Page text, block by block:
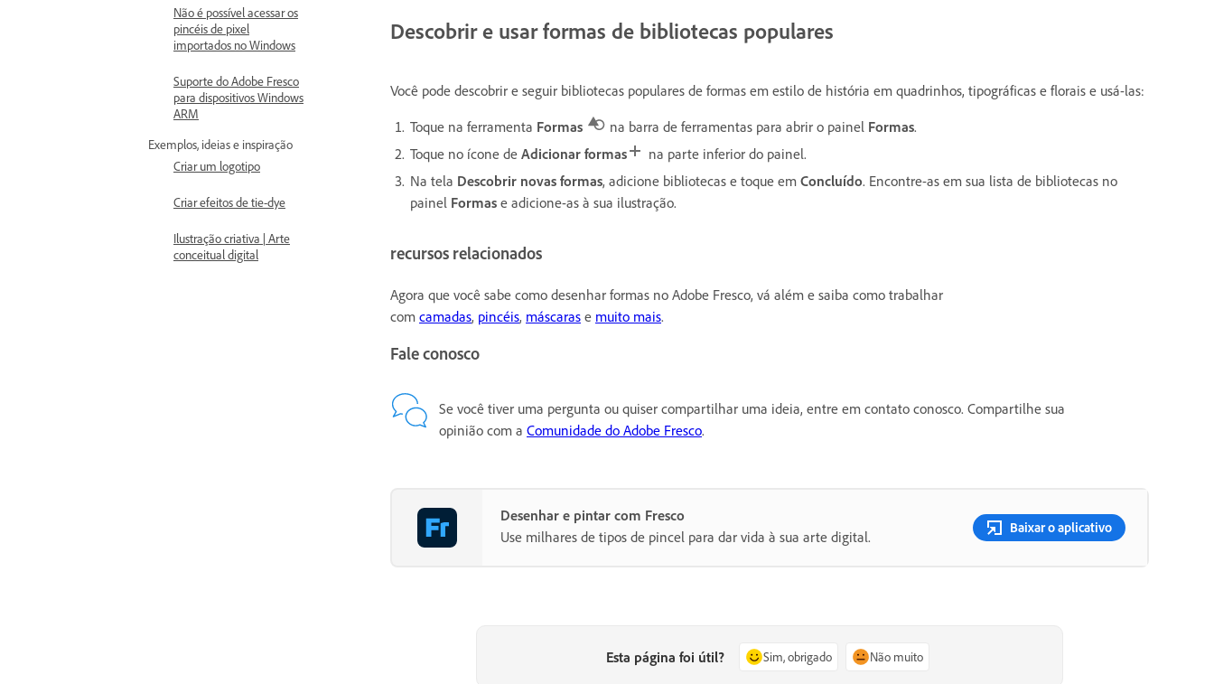
Não é possível acessar os
pincéis de pixel
importados no Windows
Suporte do Adobe Fresco
para dispositivos Windows
ARM
Exemplos, ideias e inspiração
Criar um logotipo
Criar efeitos de tie-dye
Ilustração criativa | Arte
conceitual digital
Descobrir e usar formas de bibliotecas populares
Você pode descobrir e seguir bibliotecas populares de formas em estilo de história em quadrinhos, tipográficas e florais e usá-las:
Toque na ferramenta Formas na barra de ferramentas para abrir o painel Formas.
Toque no ícone de Adicionar formas
na parte inferior do painel.
Na tela Descobrir novas formas, adicione bibliotecas e toque em Concluído. Encontre-as em sua lista de bibliotecas no
painel Formas e adicione-as à sua ilustração.
recursos relacionados
Agora que você sabe como desenhar formas no Adobe Fresco, vá além e saiba como trabalhar
com camadas, pincéis, máscaras e muito mais.
Fale conosco
Se você tiver uma pergunta ou quiser compartilhar uma ideia, entre em contato conosco. Compartilhe sua
opinião com a Comunidade do Adobe Fresco.
Desenhar e pintar com Fresco
Use milhares de tipos de pincel para dar vida à sua arte digital.
Baixar o aplicativo
Esta página foi útil? Sim, obrigado Não muito